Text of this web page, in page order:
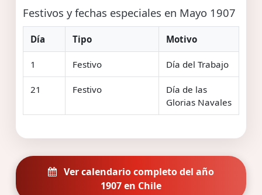
Festivos y fechas especiales en Mayo 1907
Día Tipo Motivo
1 Festivo Día del Trabajo
21 Festivo
Día de las
Glorias Navales
Ver calendario completo del año
1907 en Chile